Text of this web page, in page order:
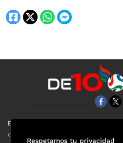
EL UNIVERSAL
Clase
Respetamos tu privacidad